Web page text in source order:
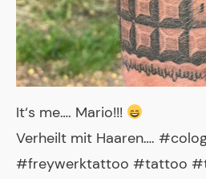
It‘s me…. Mario!!!
Verheilt mit Haaren….
#freywerktattoo #tattoo